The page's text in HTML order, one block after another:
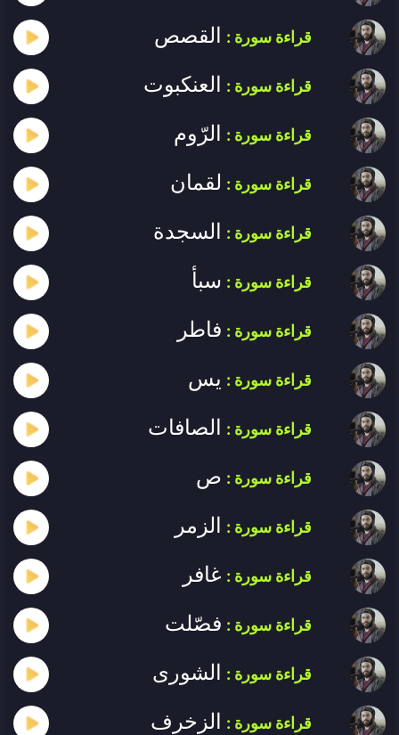
قراءة سورة : القصص
قراءة سورة : العنكبوت
قراءة سورة : الرّوم
قراءة سورة : لقمان
قراءة سورة : السجدة
قراءة سورة : سبأ
قراءة سورة : فاطر
قراءة سورة : يس
قراءة سورة : الصافات
قراءة سورة : ص
قراءة سورة : الزمر
قراءة سورة : غافر
قراءة سورة : فصّلت
قراءة سورة : الشورى
قراءة سورة : الزخرف